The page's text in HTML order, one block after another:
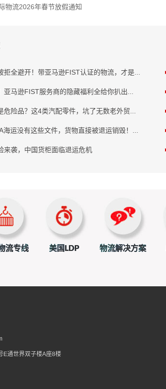
物流2026年春节放假通知
拒全避开！带亚马逊FIST认证的物流，才是...
亚马逊FIST服务商的隐藏福利全给你扒出...
危险品？这4类汽配零件，坑了无数老外贸...
海运没有这些文件，货物直接被退运销毁！...
来袭，中国货柜面临退运危机
流专线 美国LDP 物流解决方案
E通世界双子楼A座8楼